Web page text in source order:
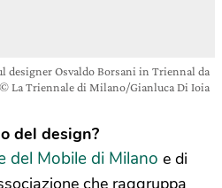
designer Osvaldo Borsani in Triennal da
La Triennale di Milano/Gianluca Di Ioia
del design?
del Mobile di Milano e di
che raggruppa